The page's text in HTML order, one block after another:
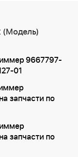
(Модель)
9667797-
01
запчасти по
запчасти по